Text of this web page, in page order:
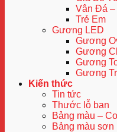
Vân Đá –
Trẻ Em
Gương LED
Gương
Gương
Gương
Gương
Kiến thức
Tin tức
Thước lỗ ban
Bảng màu –
Bảng màu sơn